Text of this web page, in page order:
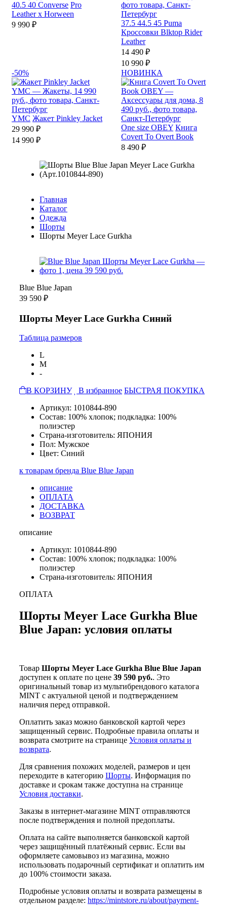
40.5 40 Converse Pro
Leather x Horween
9 990 ₽
37.5 44.5 45 Puma
Кроссовки Blktop Rider
Leather
14 490 ₽
10 990 ₽
-50%
YMC Жакет Pinkley Jacket
29 990 ₽
14 990 ₽
НОВИНКА
One size OBEY Книга
Covert To Overt Book
8 490 ₽
Главная
Каталог
Одежда
Шорты
Шорты Meyer Lace Gurkha
Blue Blue Japan
39 590 ₽
Шорты Meyer Lace Gurkha Синий
Таблица размеров
L
M
-
В КОРЗИНУ
В избранное БЫСТРАЯ ПОКУПКА
Артикул: 1010844-890
Состав: 100% хлопок; подкладка: 100%
полиэстер
Страна-изготовитель: ЯПОНИЯ
Пол: Мужское
Цвет: Синий
к товарам бренда Blue Blue Japan
описание
ОПЛАТА
ДОСТАВКА
ВОЗВРАТ
описание
Артикул: 1010844-890
Состав: 100% хлопок; подкладка: 100%
полиэстер
Страна-изготовитель: ЯПОНИЯ
ОПЛАТА
Шорты Meyer Lace Gurkha Blue
Blue Japan: условия оплаты
Товар Шорты Meyer Lace Gurkha Blue Blue Japan
доступен к оплате по цене 39 590 руб.. Это
оригинальный товар из мультибрендового каталога
MINT с актуальной ценой и подтверждением
наличия перед отправкой.
Оплатить заказ можно банковской картой через
защищенный сервис. Подробные правила оплаты и
возврата смотрите на странице Условия оплаты и
возврата.
Для сравнения похожих моделей, размеров и цен
переходите в категорию Шорты. Информация по
доставке и срокам также доступна на странице
Условия доставки.
Заказы в интернет-магазине MINT отправляются
после подтверждения и полной предоплаты.
Оплата на сайте выполняется банковской картой
через защищённый платёжный сервис. Если вы
оформляете самовывоз из магазина, можно
использовать подарочный сертификат и оплатить им
до 100% стоимости заказа.
Подробные условия оплаты и возврата размещены в
отдельном разделе: https://mintstore.ru/about/payment-